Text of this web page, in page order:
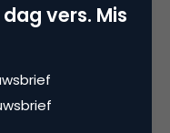
Jij werkt daar?
vers. Mis